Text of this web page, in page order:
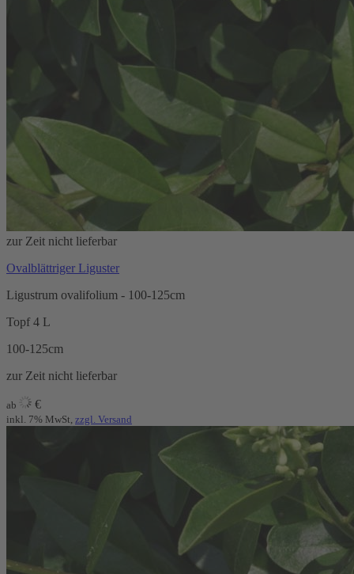
zur Zeit nicht lieferbar
Ovalblättriger Liguster
Ligustrum ovalifolium - 100-125cm
Topf 4 L
100-125cm
zur Zeit nicht lieferbar
ab €
inkl. 7% MwSt, zzgl. Versand